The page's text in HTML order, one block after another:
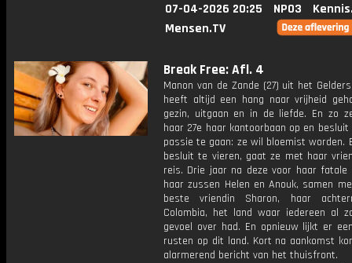
07-04-2026 20:25 NPO3
Mensen.TV
Break Free: Afl. 4
Manon van de Zande (27) uit het
heeft altijd een hang naar vrijheid
gezin, uitgaan en in de liefde. En zo
haar 27e haar kantoorbaan op en
passie te gaan: ze wil bloemist worden.
besluit te vieren, gaat ze met haar
reis. Drie jaar na deze voor haar fatale
haar zussen Helen en Anouk, samen
beste vriendin Sharon, haar
Colombia, het land waar iedereen al
gevoel over had. En opnieuw lijkt er
rusten op dit land. Kort na aankomst
alarmerend bericht van het thuisfront.